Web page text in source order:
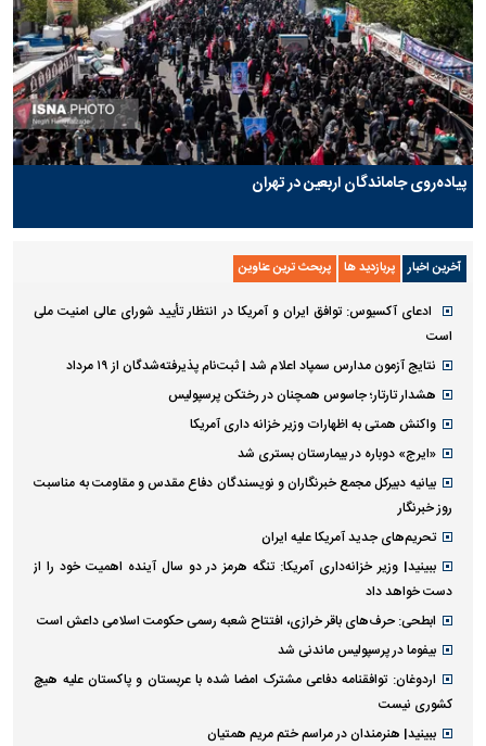
پیاده‌روی جاماندگان اربعین در تهران
آخرین اخبار پربازدید ها پربحث ترین عناوین
ادعای آکسیوس: توافق ایران و آمریکا در انتظار تأیید شورای عالی امنیت ملی
است
نتایج آزمون مدارس سمپاد اعلام شد | ثبت‌نام پذیرفته‌شدگان از ۱۹ مرداد
هشدار تارتار؛ جاسوس همچنان در رختکن پرسپولیس
واکنش همتی به اظهارات وزیر خزانه داری آمریکا
«ایرج» دوباره در بیمارستان بستری شد
بیانیه دبیرکل مجمع خبرنگاران و نویسندگان دفاع مقدس و مقاومت به مناسبت
روز خبرنگار
تحریم‌های جدید آمریکا علیه ایران
ببینید| وزیر خزانه‌داری آمریکا: تنگه هرمز در دو سال آینده اهمیت خود را از
دست خواهد داد
ابطحی: حرف‌های باقر خرازی، افتتاح شعبه رسمی حکومت اسلامی داعش است
بیفوما در پرسپولیس ماندنی شد
اردوغان: توافقنامه دفاعی مشترک امضا شده با عربستان و پاکستان علیه هیچ
کشوری نیست
ببینید| هنرمندان در مراسم ختم مریم همتیان